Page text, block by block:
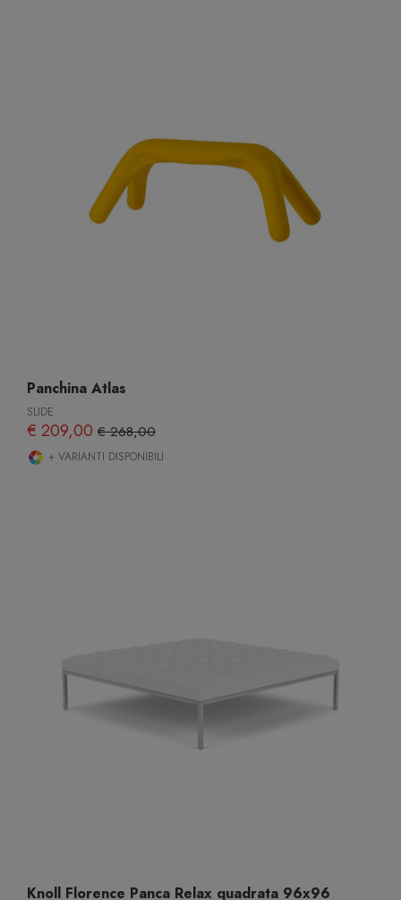
Panchina Atlas
SLIDE
€ 209,00 € 268,00
+ VARIANTI DISPONIBILI
Knoll Florence Panca Relax quadrata 96x96